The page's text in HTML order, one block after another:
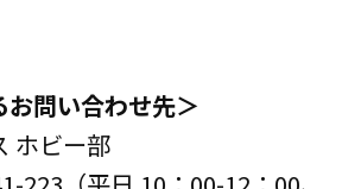
問い合わせ先＞
ホビー部